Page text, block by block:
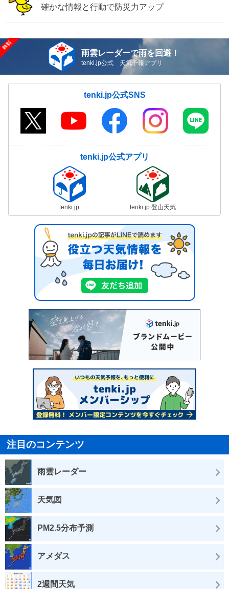
確かな情報と行動で防災力アップ
雨雲レーダーで雨を回避！
tenki.jp公式 天気予報アプリ
tenki.jp公式SNS
tenki.jp公式アプリ
tenki.jp tenki.jp 登山天気
注目のコンテンツ
雨雲レーダー
天気図
PM2.5分布予測
アメダス
2週間天気